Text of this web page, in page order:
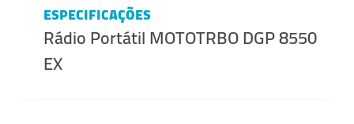
ESPECIFICAÇÕES
Rádio Portátil MOTOTRBO DGP 8550
EX